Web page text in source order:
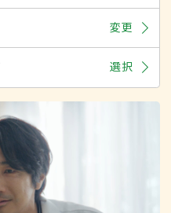
変更
選択